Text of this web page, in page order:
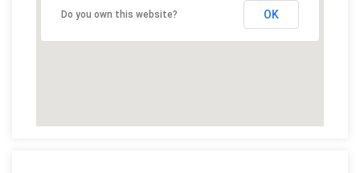
Do you own this website? OK